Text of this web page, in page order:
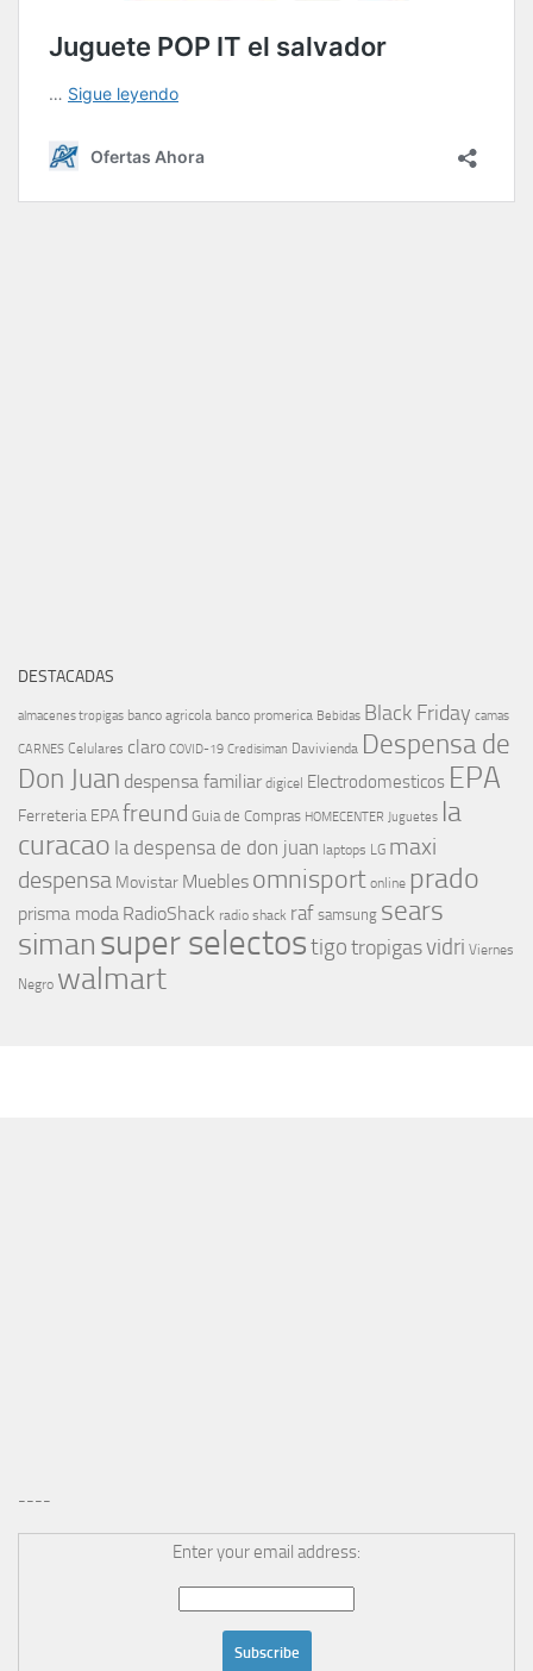
DESTACADAS
almacenes tropigas banco agricola banco promerica Bebidas Black Friday camas
CARNES Celulares claro COVID-19 Credisiman Davivienda Despensa de
Don Juan despensa familiar digicel Electrodomesticos EPA
Ferreteria EPAfreund Guia de Compras HOMECENTER Juguetes la
curacao la despensa de don juan laptops LG maxi
despensa Movistar Muebles omnisport online prado
prisma moda RadioShack radio shack raf samsung sears
simansuper selectostigotropigasvidri Viernes
Negro walmart
----
Enter your email address: